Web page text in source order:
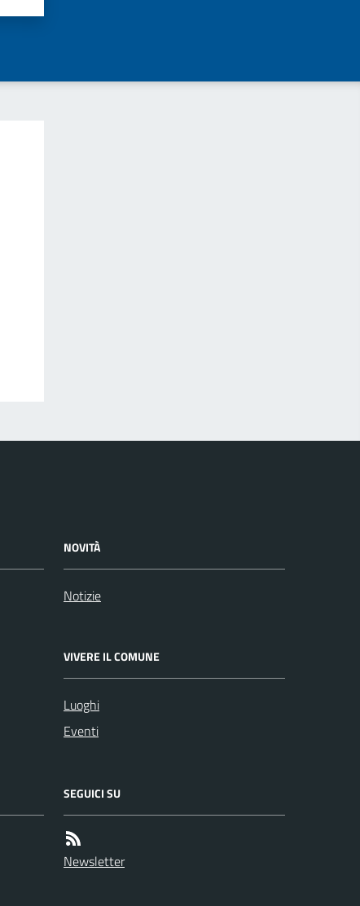
NOVITÀ
Notizie
VIVERE IL COMUNE
Luoghi
Eventi
SEGUICI SU
Newsletter